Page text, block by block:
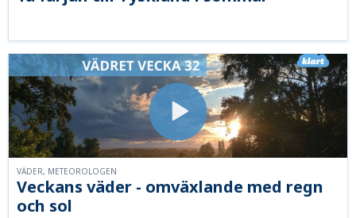
Veckans väder - omväxlande med regn
och sol
VÄDER, METEOROLOGEN